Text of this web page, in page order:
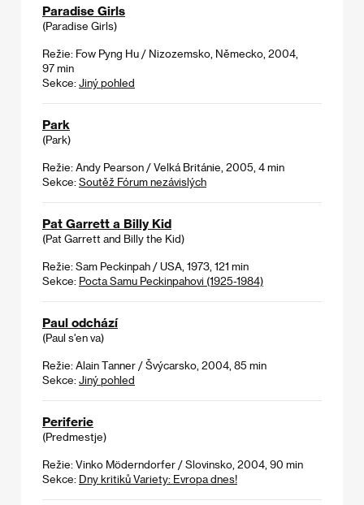
Paradise Girls
(Paradise Girls)
Režie: Fow Pyng Hu / Nizozemsko, Německo, 2004,
97 min
Sekce: Jiný pohled
Park
(Park)
Režie: Andy Pearson / Velká Británie, 2005, 4 min
Sekce: Soutěž Fórum nezávislých
Pat Garrett a Billy Kid
(Pat Garrett and Billy the Kid)
Režie: Sam Peckinpah / USA, 1973, 121 min
Sekce: Pocta Samu Peckinpahovi (1925-1984)
Paul odchází
(Paul s'en va)
Režie: Alain Tanner / Švýcarsko, 2004, 85 min
Sekce: Jiný pohled
Periferie
(Predmestje)
Režie: Vinko Möderndorfer / Slovinsko, 2004, 90 min
Sekce: Dny kritiků Variety: Evropa dnes!